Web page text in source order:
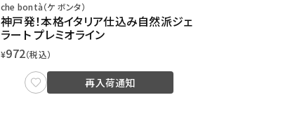
che bontà（ケ ボンタ）
神戸発！本格イタリア仕込み自然派ジェ
ラート プレミオライン
¥972（税込）
再入荷通知